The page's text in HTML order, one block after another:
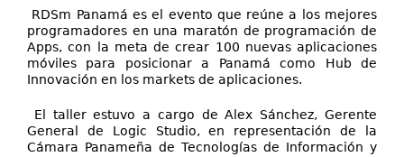
RDSm Panamá es el evento que reúne a los mejores
programadores en una maratón de programación de
Apps, con la meta de crear 100 nuevas aplicaciones
móviles para posicionar a Panamá como Hub de
Innovación en los markets de aplicaciones.
El taller estuvo a cargo de Alex Sánchez, Gerente
General de Logic Studio, en representación de la
Cámara Panameña de Tecnologías de Información y